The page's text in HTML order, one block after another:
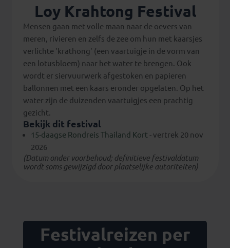
Loy Krahtong Festival
Mensen gaan met volle maan naar de oevers van
meren, rivieren en zelfs de zee om hun met kaarsjes
verlichte 'krathong' (een vaartuigje in de vorm van
een lotusbloem) naar het water te brengen. Ook
wordt er siervuurwerk afgestoken en papieren
ballonnen met een kaars eronder opgelaten. Op het
water zijn de duizenden vaartuigjes een prachtig
gezicht.
Bekijk dit festival
15-daagse Rondreis Thailand Kort - vertrek 20 nov
2026
(Datum onder voorbehoud; definitieve festivaldatum
wordt soms gewijzigd door plaatselijke autoriteiten)
Festivalreizen per